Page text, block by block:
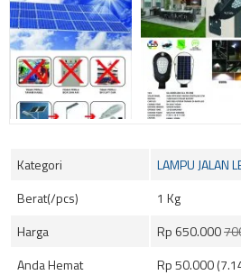
Kategori
LAMPU JALAN
Berat(/pcs)
1 Kg
Harga
Rp 650.000
Anda Hemat
Rp 50.000